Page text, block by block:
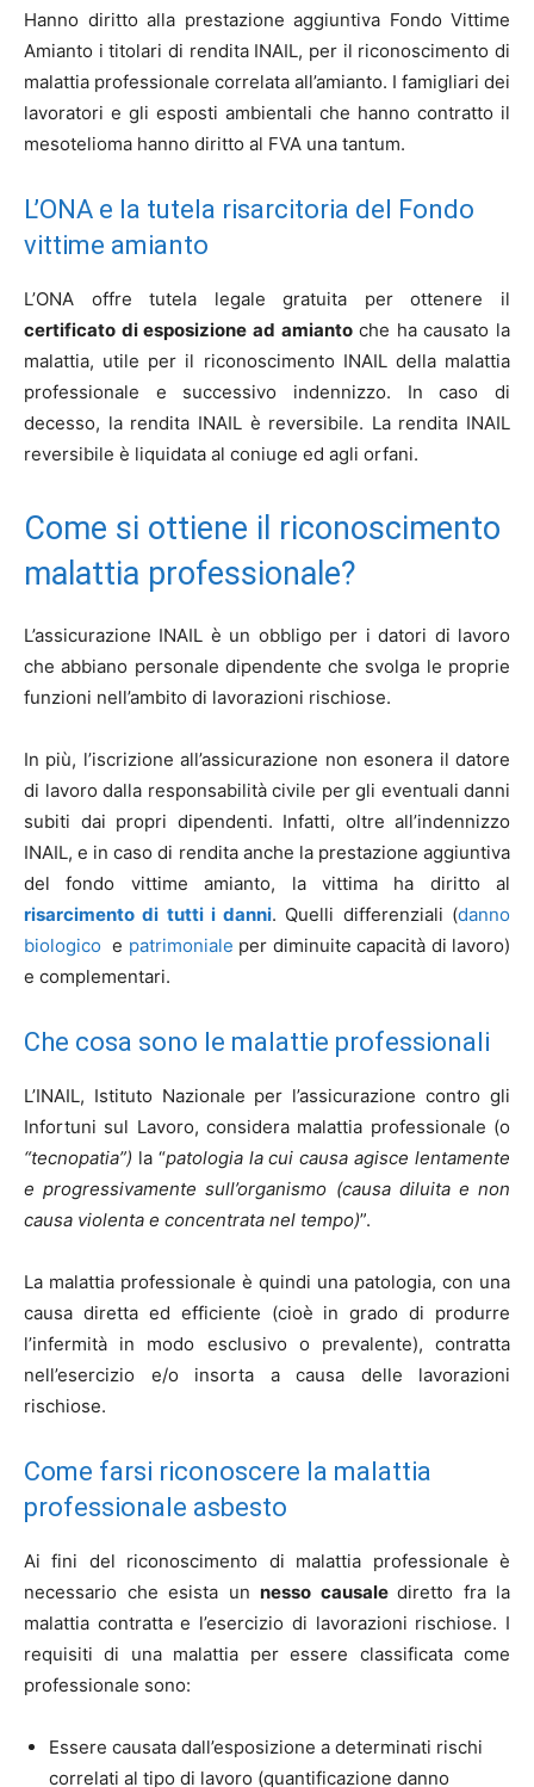
Hanno diritto alla prestazione aggiuntiva Fondo Vittime
Amianto i titolari di rendita INAIL, per il riconoscimento di
malattia professionale correlata all’amianto. I famigliari dei
lavoratori e gli esposti ambientali che hanno contratto il
mesotelioma hanno diritto al FVA una tantum.
L’ONA e la tutela risarcitoria del Fondo
vittime amianto
L’ONA offre tutela legale gratuita per ottenere il
certificato di esposizione ad amiantoche ha causato la
malattia, utile per il riconoscimento INAIL della malattia
professionale e successivo indennizzo. In caso di
decesso, la rendita INAIL è reversibile. La rendita INAIL
reversibile è liquidata al coniuge ed agli orfani.
Come si ottiene il riconoscimento
malattia professionale?
L’assicurazione INAIL è un obbligo per i datori di lavoro
che abbiano personale dipendente che svolga le proprie
funzioni nell’ambito di lavorazioni rischiose.
In più, l’iscrizione all’assicurazione non esonera il datore
di lavoro dalla responsabilità civile per gli eventuali danni
subiti dai propri dipendenti. Infatti, oltre all’indennizzo
INAIL, e in caso di rendita anche la prestazione aggiuntiva
del fondo vittime amianto, la vittima ha diritto al
risarcimento di tutti i danni. Quelli differenziali (danno
biologico e patrimoniale per diminuite capacità di lavoro)
e complementari.
Che cosa sono le malattie professionali
L’INAIL, Istituto Nazionale per l’assicurazione contro gli
Infortuni sul Lavoro, considera malattia professionale (o
“tecnopatia”) la “patologia la cui causa agisce lentamente
e progressivamente sull’organismo (causa diluita e non
causa violenta e concentrata nel tempo)”.
La malattia professionale è quindi una patologia, con una
causa diretta ed efficiente (cioè in grado di produrre
l’infermità in modo esclusivo o prevalente), contratta
nell’esercizio e/o insorta a causa delle lavorazioni
rischiose.
Come farsi riconoscere la malattia
professionale asbesto
Ai fini del riconoscimento di malattia professionale è
necessario che esista un nesso causale diretto fra la
malattia contratta e l’esercizio di lavorazioni rischiose. I
requisiti di una malattia per essere classificata come
professionale sono:
Essere causata dall’esposizione a determinati rischi
correlati al tipo di lavoro (quantificazione danno